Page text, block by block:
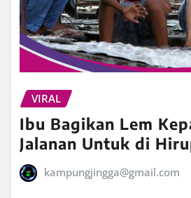
VIRAL
Ibu Bagikan Lem
Jalanan Untuk di
kampungjingga@gmail.com